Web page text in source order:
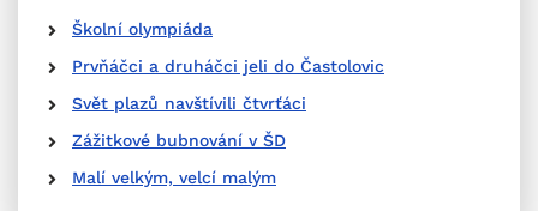
Školní olympiáda
Prvňáčci a druháčci jeli do Častolovic
Svět plazů navštívili čtvrťáci
Zážitkové bubnování v ŠD
Malí velkým, velcí malým